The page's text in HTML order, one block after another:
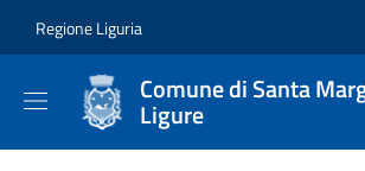
Regione Liguria
Comune di Santa
Ligure